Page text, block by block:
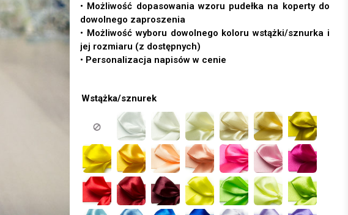
• Możliwość dopasowania wzoru pudełka na koperty do
dowolnego zaproszenia
• Możliwość wyboru dowolnego koloru wstążki/sznurka i
jej rozmiaru (z dostępnych)
• Personalizacja napisów w cenie
Wstążka/sznurek